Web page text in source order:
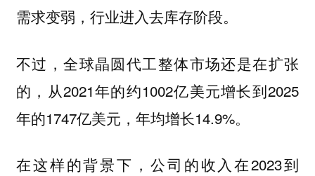
需求变弱，行业进入去库存阶段。
不过，全球晶圆代工整体市场还是在扩张
的，从2021年的约1002亿美元增长到2025
年的1747亿美元，年均增长14.9%。
在这样的背景下，公司的收入在2023到